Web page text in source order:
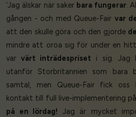
‘Jag älskar när saker bara fungerar.
gången - och med Queue-Fair var
att den skulle göra och den gjorde
mindre att oroa sig för under en
varvärt inträdespriset i sig. Jag
utanför Storbritannien som bara
samtal, men Queue-Fair fick
kontakt till full live-implementering på
på en lördag! Jag är mycket